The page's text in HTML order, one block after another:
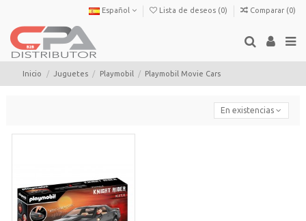
Español Lista de deseos (0) Comparar (0)
Inicio Juguetes Playmobil Playmobil Movie Cars
En existencias